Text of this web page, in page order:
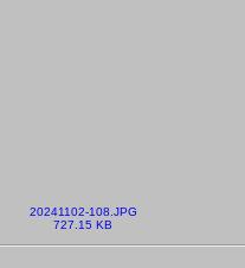
20241102-108.JPG
727.15 KB